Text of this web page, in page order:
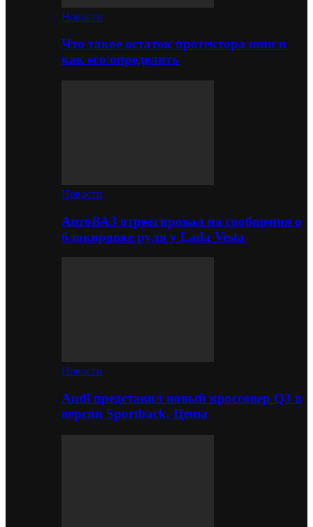
Новости
Что такое остаток протектора шин и
как его определить
Новости
АвтоВАЗ отреагировал на сообщения о
блокировке руля у Lada Vesta
Новости
Audi представил новый кроссовер Q3 в
версии Sportback. Цены